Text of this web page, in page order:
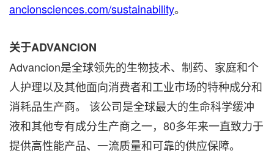
ancionsciences.com/sustainability。
关于ADVANCION
Advancion是全球领先的生物技术、制药、家庭和个
人护理以及其他面向消费者和工业市场的特种成分和
消耗品生产商。 该公司是全球最大的生命科学缓冲
液和其他专有成分生产商之一，80多年来一直致力于
提供高性能产品、一流质量和可靠的供应保障。